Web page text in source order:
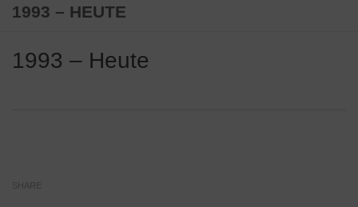
1993 – HEUTE
1993 – Heute
SHARE